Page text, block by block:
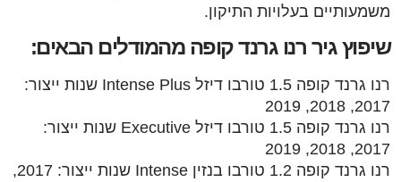
משמעותיים בעלויות התיקון.
שיפוץ גיר רנו גרנד קופה מהמודלים הבאים:
רנו גרנד קופה 1.5 טורבו דיזל Intense Plus שנות ייצור:
2017, 2018, 2019
רנו גרנד קופה 1.5 טורבו דיזל Executive שנות ייצור:
2017, 2018, 2019
רנו גרנד קופה 1.2 טורבו בנזין Intense שנות ייצור: 2017,